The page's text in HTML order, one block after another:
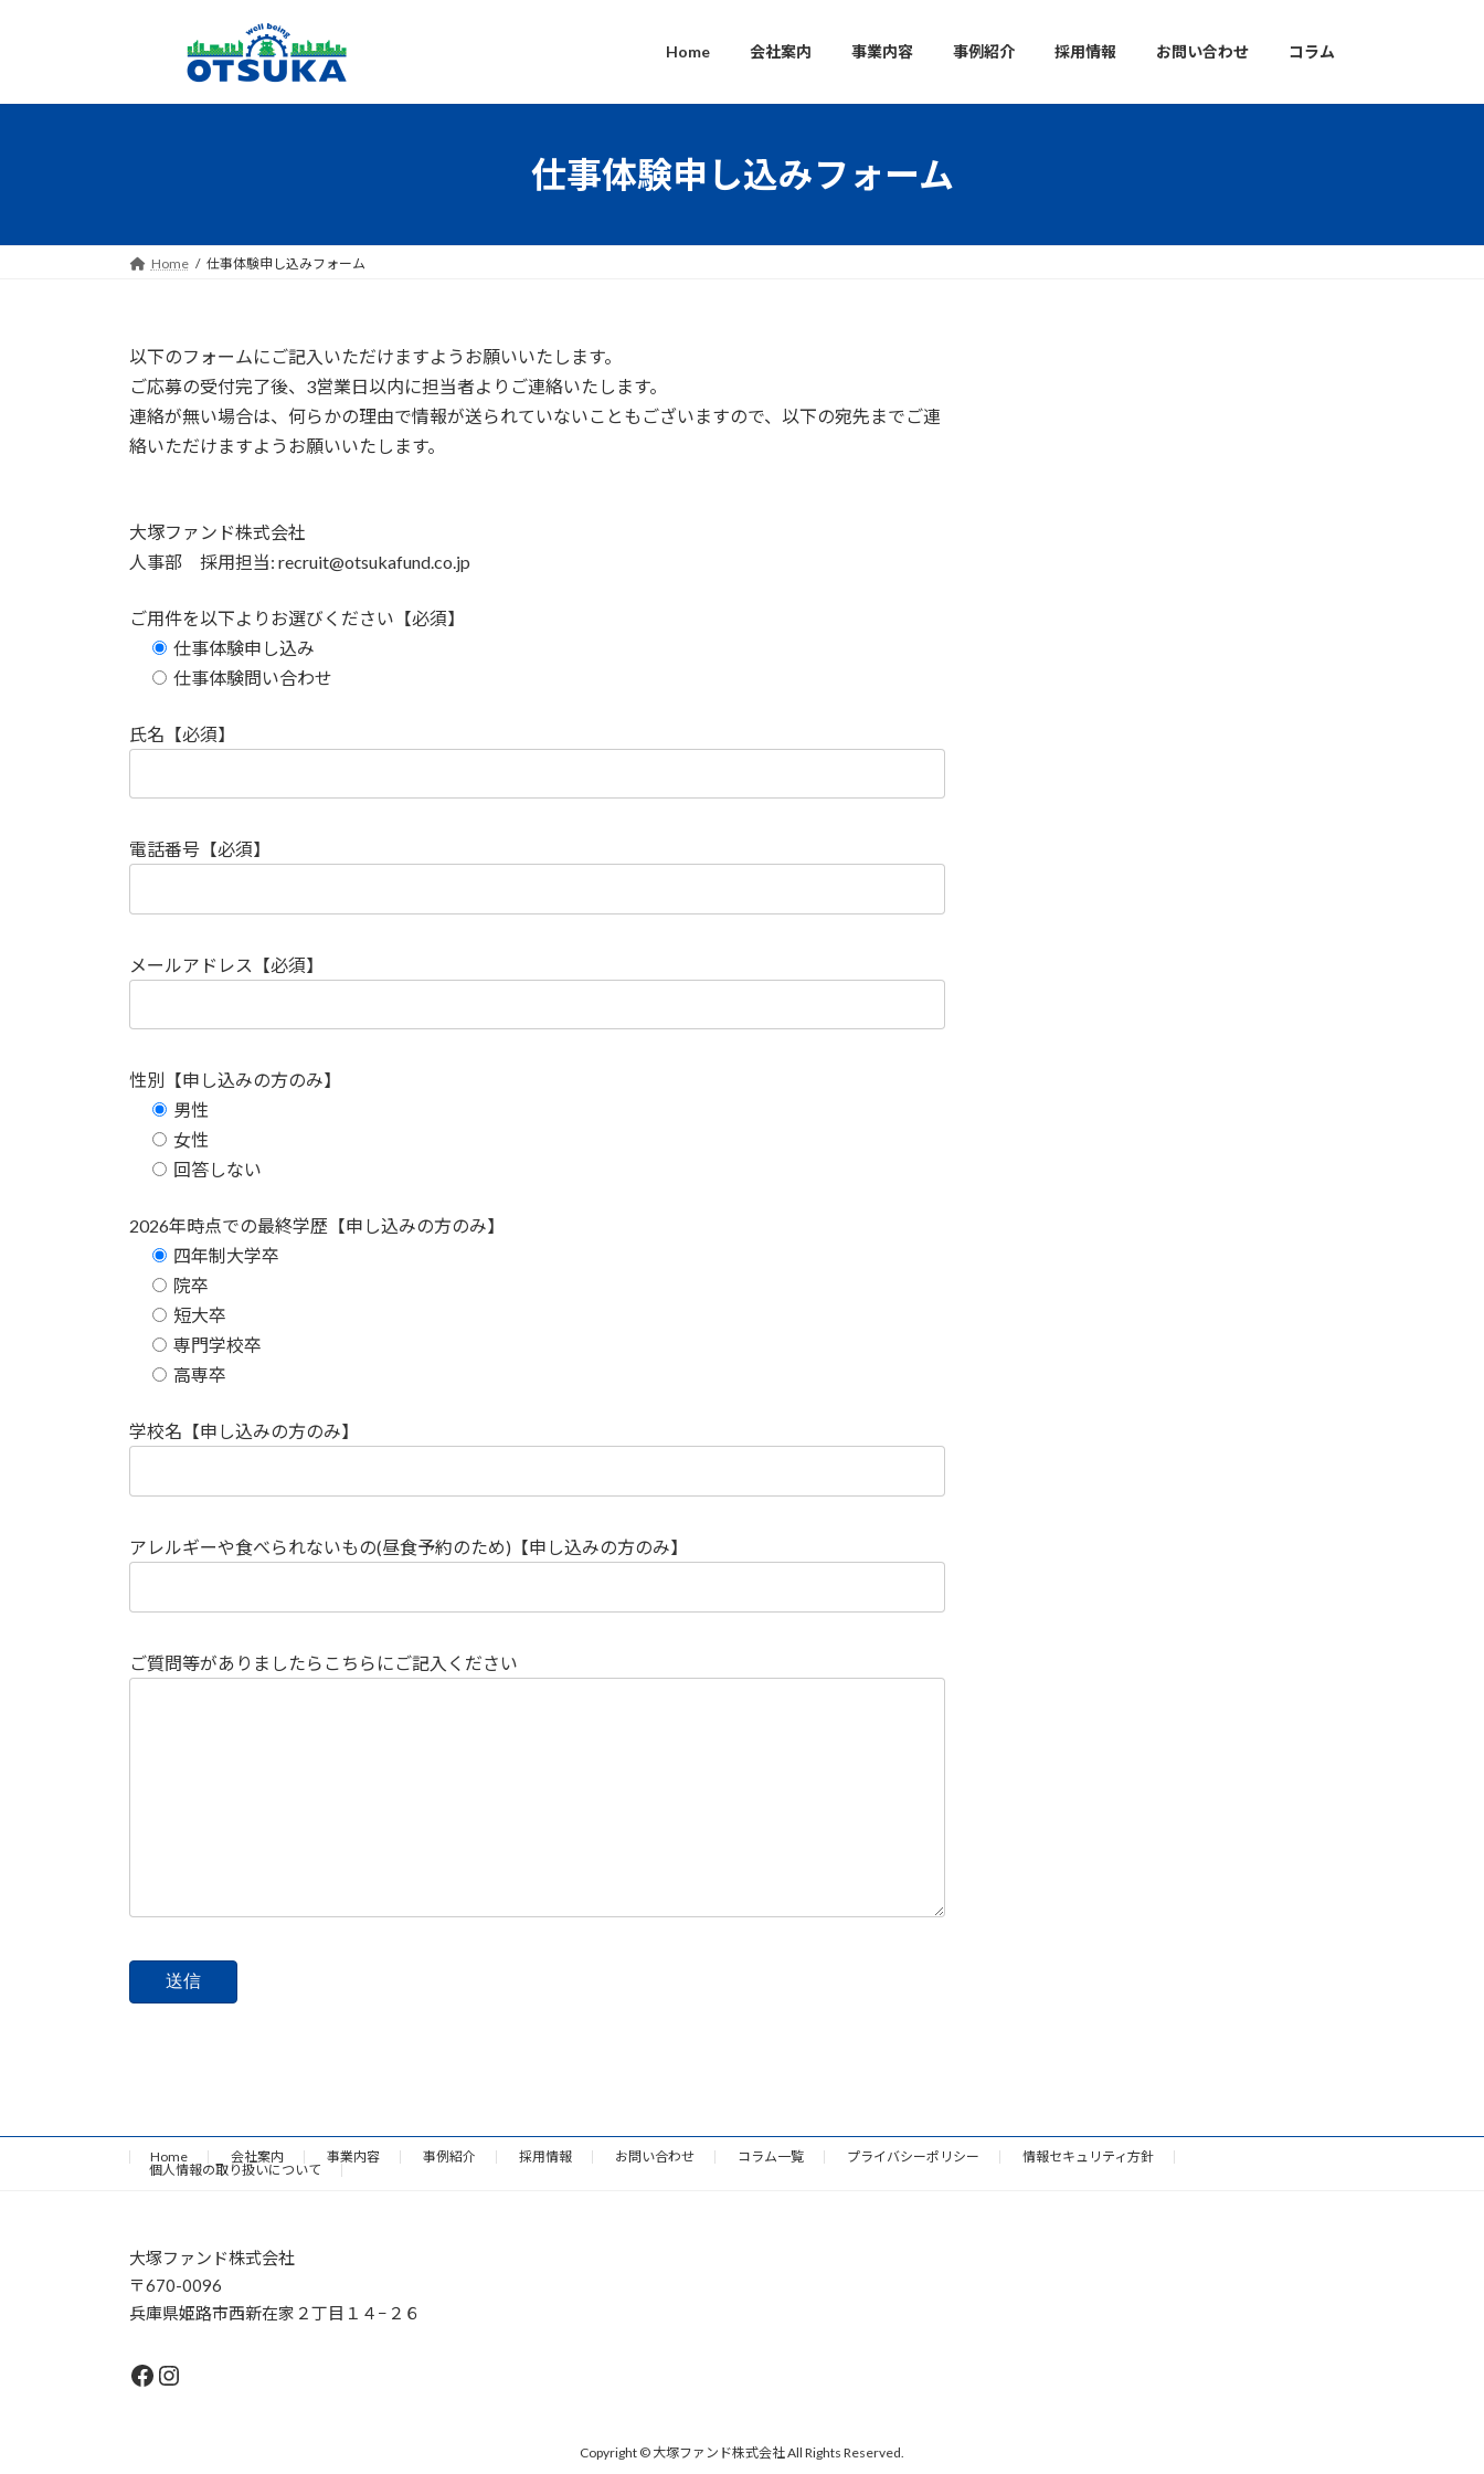
プ
動
Home 会社案内 事業内容 事例紹介 採用情報 お問い合わせ コラム
仕事体験申し込みフォーム
Home 仕事体験申し込みフォーム
以下のフォームにご記入いただけますようお願いいたします。
ご応募の受付完了後、3営業日以内に担当者よりご連絡いたします。
連絡が無い場合は、何らかの理由で情報が送られていないこともございますので、以下の宛先までご連
絡いただけますようお願いいたします。
大塚ファンド株式会社
人事部 採用担当: recruit@otsukafund.co.jp
ご用件を以下よりお選びください【必須】
仕事体験申し込み
仕事体験問い合わせ
氏名【必須】
電話番号【必須】
メールアドレス【必須】
性別【申し込みの方のみ】
男性
女性
回答しない
2026年時点での最終学歴【申し込みの方のみ】
四年制大学卒
院卒
短大卒
専門学校卒
高専卒
学校名【申し込みの方のみ】
アレルギーや食べられないもの(昼食予約のため)【申し込みの方のみ】
ご質問等がありましたらこちらにご記入ください
このフィールドは空のままにしてください。
Home 会社案内 事業内容 事例紹介 採用情報 お問い合わせ コラム一覧 プライバシーポリシー
情報セキュリティ方針
個人情報の取り扱いについて
大塚ファンド株式会社
〒670-0096
兵庫県姫路市西新在家２丁目１４−２６
Facebook
Instagram
Copyright © 大塚ファンド株式会社 All Rights Reserved.